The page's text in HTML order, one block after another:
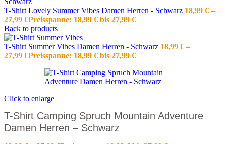
T-Shirt Lovely Summer Vibes Damen Herren - Schwarz 18,99 € –
27,99 €Preisspanne: 18,99 € bis 27,99 €
Back to products
T-Shirt Summer Vibes Damen Herren - Schwarz 18,99 € –
27,99 €Preisspanne: 18,99 € bis 27,99 €
Click to enlarge
T-Shirt Camping Spruch Mountain Adventure
Damen Herren – Schwarz